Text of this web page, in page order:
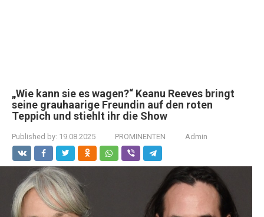
„Wie kann sie es wagen?“ Keanu Reeves bringt
seine grauhaarige Freundin auf den roten
Teppich und stiehlt ihr die Show
Published by: 19.08.2025 PROMINENTEN Admin